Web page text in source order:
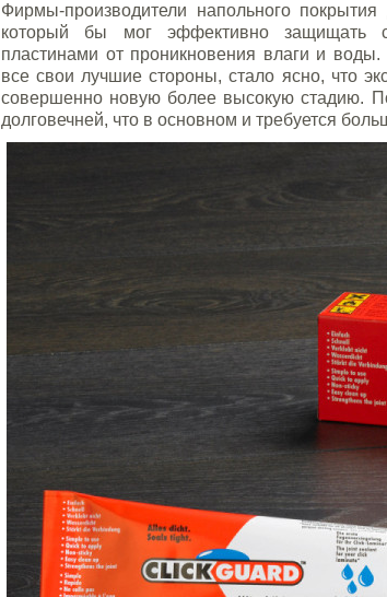
Фирмы-производители напольного
который бы мог эффективно защищать
пластинами от проникновения влаги и воды.
все свои лучшие стороны, стало ясно, что
совершенно новую более высокую стадию.
долговечней, что в основном и требуется